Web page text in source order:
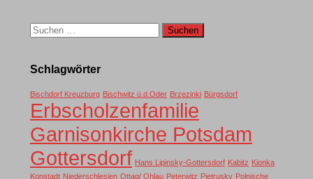
Suchen
nach:
Schlagwörter
Bischdorf Kreuzburg Bischwitz ü.d.Oder Brzezinki Bürgsdorf
Erbscholzenfamilie
Garnisonkirche Potsdam
Gottersdorf Hans Lipinsky-Gottersdorf Kabitz Kionka
Konstadt Niederschlesien Ottag/ Ohlau Peterwitz Pietrusky Polnische